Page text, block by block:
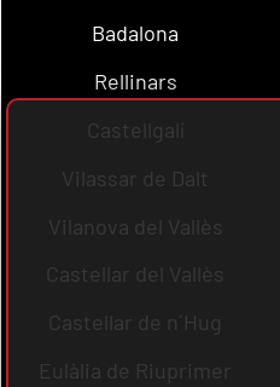
Badalona
Rellinars
Castellgalí
Vilassar de Dalt
Vilanova del Vallès
Castellar del Vallès
Castellar de n´Hug
Eulàlia de Riuprimer